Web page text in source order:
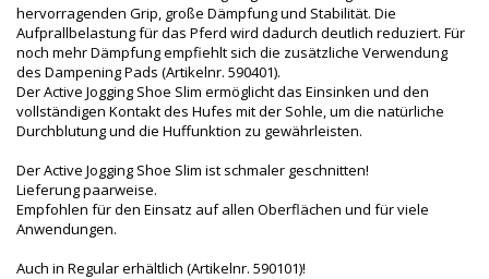
hervorragenden Grip, große Dämpfung und Stabilität. Die
Aufprallbelastung für das Pferd wird dadurch deutlich reduziert. Für
noch mehr Dämpfung empfiehlt sich die zusätzliche Verwendung
des Dampening Pads (Artikelnr. 590401).
Der Active Jogging Shoe Slim ermöglicht das Einsinken und den
vollständigen Kontakt des Hufes mit der Sohle, um die natürliche
Durchblutung und die Huffunktion zu gewährleisten.
Der Active Jogging Shoe Slim ist schmaler geschnitten!
Lieferung paarweise.
Empfohlen für den Einsatz auf allen Oberflächen und für viele
Anwendungen.
Auch in Regular erhältlich (Artikelnr. 590101)!